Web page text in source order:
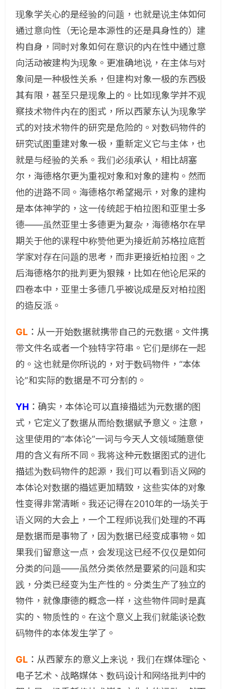
现象学关心的是经验的问题，也就是说主体如何
通过意向性（无论是本源性的还是具身性的）建
构自身，同时对象如何在意识的内在性中通过意
向活动被建构为现象。更准确地说，在主体与对
象间是一种极性关系，但建构对象一极的东西极
其有限，甚至只是现象上的。比如现象学并不观
察技术物件内在的图式，所以西蒙东认为现象学
式的对技术物件的研究是危险的。对数码物件的
研究试图重建对象一极，重新定义它与主体，也
就是与经验的关系。我们必须承认，相比胡塞
尔，海德格尔更为重视对象和对象的建构。然而
他的进路不同。海德格尔希望揭示，对象的建构
是本体神学的，这一传统起于柏拉图和亚里士多
德——虽然亚里士多德更为复杂，海德格尔在早
期关于他的课程中称赞他更为接近前苏格拉底哲
学家对存在问题的思考，而非更接近柏拉图。之
后海德格尔的批判更为狠辣，比如在他论尼采的
四卷本中，亚里士多德几乎被说成是反对柏拉图
的造反派。
GL ：从一开始数据就携带自己的元数据。文件携
带文件名或者一个独特字符串。它们是绑在一起
的。这也就是你所说的，对于数码物件，“本体
论”和实际的数据是不可分割的。
YH ：确实，本体论可以直接描述为元数据的图
式，它定义了数据从而给数据赋予意义。注意，
这里使用的“本体论”一词与今天人文领域随意使
用的含义有所不同。我将这种元数据图式的进化
描述为数码物件的起源，我们可以看到语义网的
本体论对数据的描述更加精致，这些实体的对象
性变得非常清晰。我还记得在2010年的一场关于
语义网的大会上，一个工程师说我们处理的不再
是数据而是事物了，因为数据已经变成事物。如
果我们留意这一点，会发现这已经不仅仅是如何
分类的问题——虽然分类依然是要紧的问题和实
践，分类已经变为生产性的。分类生产了独立的
物件，就像康德的概念一样，这些物件同时是真
实的、物质性的。在这个意义上我们就能谈论数
码物件的本体发生学了。
GL ： 从西蒙东的意义上来说，我们在媒体理论、
电子艺术、战略媒体、数码设计和网络批判中的